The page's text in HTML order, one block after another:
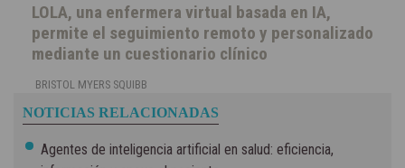
LOLA, una enfermera virtual basada en IA,
permite el seguimiento remoto y personalizado
mediante un cuestionario clínico
BRISTOL MYERS SQUIBB
NOTICIAS RELACIONADAS
Agentes de inteligencia artificial en salud: eficiencia,